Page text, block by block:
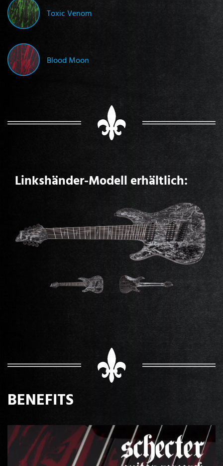
Toxic Venom
Blood Moon
Linkshänder-Modell erhältlich:
BENEFITS